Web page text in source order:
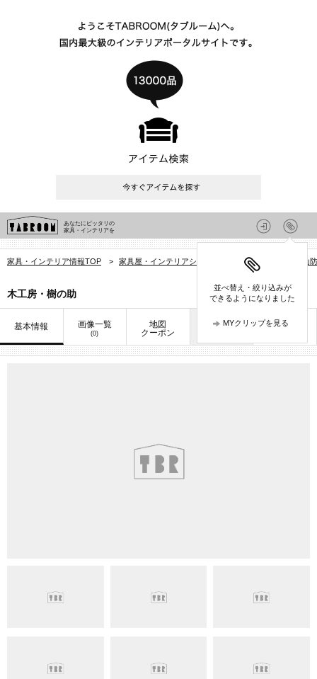
あなたにピッタリの
家具・インテリアを
並べ替え・絞り込みが
できるようになりました
MYクリップを見る
家具・インテリア情報TOP > 家具屋・インテリアショップを探す > 山
木工房・樹の助
基本情報 画像一覧
(0)
地図
クーポン
お知らせ 口コミ